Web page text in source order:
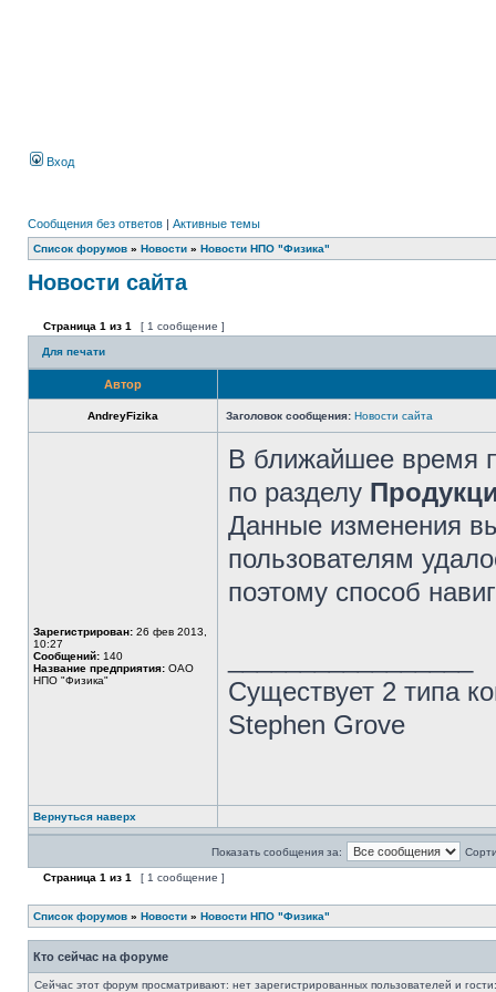
Вход
Сообщения без ответов | Активные темы
Список форумов » Новости » Новости НПО "Физика"
Новости сайта
Страница 1 из 1 [ 1 сообщение ]
Для печати
Автор
AndreyFizika Заголовок сообщения: Новости сайта
Зарегистрирован: 26 фев 2013,
10:27
Сообщений: 140
Название предприятия: ОАО
НПО "Физика"
В ближайшее время
по разделу
Данные изменения
пользователям
поэтому способ
Существует 2 типа
Stephen Grove
Вернуться наверх
Показать сообщения за:
Страница 1 из 1 [ 1 сообщение ]
Список форумов » Новости » Новости НПО "Физика"
Кто сейчас на форуме
Сейчас этот форум просматривают: нет зарегистрированных пользователей и